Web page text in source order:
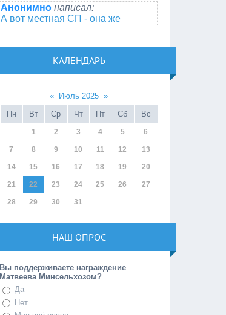
Анонимно написал:
А вот местная СП - она же
КАЛЕНДАРЬ
« Июль 2025 »
Пн
Вт Ср Чт Пт Сб Вс
1 2 3 4 5 6
7 8 9 10 11 12 13
14 15 16 17 18 19 20
21 22 23 24 25 26 27
28 29 30 31
НАШ ОПРОС
Вы поддерживаете награждение
Матвеева Минсельхозом?
Да
Нет